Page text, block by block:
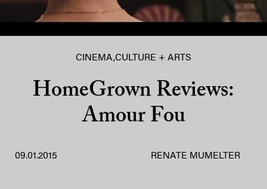
CINEMA,CULTURE + ARTS
HomeGrown Reviews:
Amour Fou
09.01.2015 RENATE MUMELTER